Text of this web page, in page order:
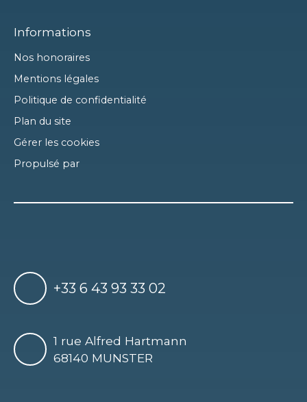
Informations
Nos honoraires
Mentions légales
Politique de confidentialité
Plan du site
Gérer les cookies
Propulsé par
+33 6 43 93 33 02
1 rue Alfred Hartmann
68140 MUNSTER